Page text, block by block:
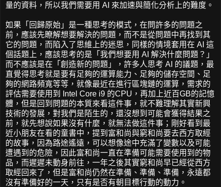
量的資料，所以我們需要用 AI 來加速與簡化分析上的難度。
如果「回歸原始」是一種思考的模式，在問許多的問題之
前，應該先瞭解想要解決的問題，而不是從問題中再找到其
它的問題，而陷入了思維上的迷思，同樣的情境套用在 AI 這
個話題上，應該思考的是「我們想要用 AI 解決什麼問題？」
而不應該是在「創造新的問題」，許多人思考 AI 的議題，最
直覺得思考就是要有足夠的運算能力、足夠的儲存空間、足
夠的網路頻寬等等，就像最近在進行區塊鏈的運算，需求的
評估需要使用到 Intel Core i9 的CPU，再加上近百GB的記憶
體，但是回到問題的本質來看這件事，就不難理解其實新興
技術的發展，對我們是陌生的，還沒想到可能會獲得結果之
前，就先想說如果沒有什麼，就無法做這件事；剛好看到最
近小朋友在看的童書中，提到富和尚與窮和尚要去西方取經
的故事，因為路途遙遠，可以想像途中充滿了變數以及可能
遭遇到的危險，因此富和尚一直在準備可能需要使用到的物
品，而遲遲未動身前往，一年之後其實窮和尚早已經從西方
取經回來了，但是富和尚仍然在準備、準備、準備，永遠都
沒有準備好的一天，只有是否有朝目標行動的動力。